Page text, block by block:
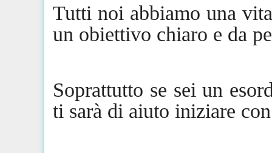
Tutti noi abbiamo una
un obiettivo chiaro e da
Soprattutto se sei un
ti sarà di aiuto iniziare